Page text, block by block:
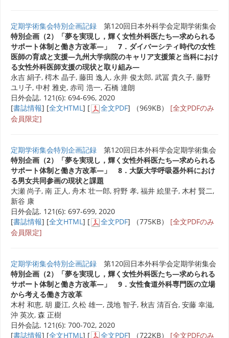
定期学術集会特別企画記録 第120回日本外科学会定期学術集会
特別企画（2）「夢を実現し，輝く女性外科医たち―求められる
サポート体制と働き方改革―」 7．ダイバーシティ時代の女性
医師の育成と支援―九州大学病院のキャリア支援策と当科におけ
る女性外科医師支援の現状と取り組み―
永吉 絹子, 樗木 晶子, 藤田 逸人, 永井 俊太郎, 武冨 貴久子, 藤野
ユリ子, 中村 雅史, 赤司 浩一, 石橋 達朗
日外会誌. 121(6): 694-696, 2020
[書誌情報] [全文HTML] [ 全文PDF] （969KB） [全文PDFのみ
会員限定]
定期学術集会特別企画記録 第120回日本外科学会定期学術集会
特別企画（2）「夢を実現し，輝く女性外科医たち―求められる
サポート体制と働き方改革―」 8．大阪大学呼吸器外科におけ
る男女共同参画の現状と課題
大瀬 尚子, 南 正人, 舟木 壮一郎, 狩野 孝, 福井 絵里子, 木村 賢二,
新谷 康
日外会誌. 121(6): 697-699, 2020
[書誌情報] [全文HTML ] [ 全文PDF] （775KB） [全文PDFのみ
会員限定]
定期学術集会特別企画記録 第120回日本外科学会定期学術集会
特別企画（2）「夢を実現し，輝く女性外科医たち―求められる
サポート体制と働き方改革―」 9．女性食道外科専門医の立場
から考える働き方改革
木村 和恵, 胡 慶江, 久松 雄一, 茂地 智子, 秋吉 清百合, 安藤 幸滋,
沖 英次, 森 正樹
日外会誌. 121(6): 700-702, 2020
[書誌情報] [全文HTML ] [ 全文PDF] （722KB） [全文PDFのみ